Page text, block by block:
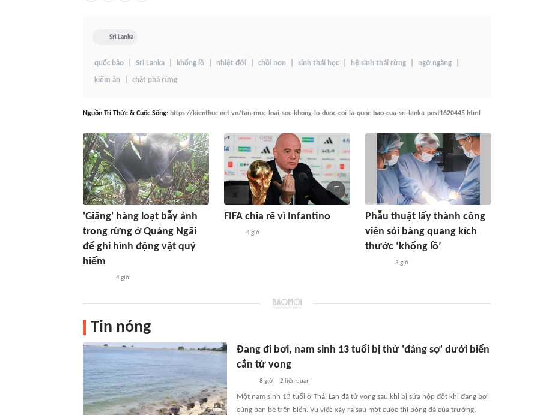
Sri Lanka
quốc bảo Sri Lanka khổng lồ nhiệt đới chồi non sinh thái học hệ sinh thái rừng ngỡ ngàng
kiếm ăn chặt phá rừng
Nguồn Tri Thức & Cuộc Sống: https://kienthuc.net.vn/tan-muc-loai-soc-khong-lo-duoc-coi-la-quoc-bao-cua-sri-lanka-post1620445.html
'Giăng' hàng loạt bẫy ảnh
trong rừng ở Quảng Ngãi
để ghi hình động vật quý
hiếm
4 giờ
FIFA chia rẽ vì Infantino
4 giờ
Phẫu thuật lấy thành công
viên sỏi bàng quang kích
thước ‘khổng lồ’
3 giờ
Tin nóng
Đang đi bơi, nam sinh 13 tuổi bị thứ 'đáng sợ' dưới biển
cắn tử vong
8 giờ 2 liên quan
Một nam sinh 13 tuổi ở Thái Lan đã tử vong sau khi bị sứa hộp đốt khi đang bơi
cùng bạn bè trên biển. Vụ việc xảy ra sau một cuộc thi bóng đá của trường,